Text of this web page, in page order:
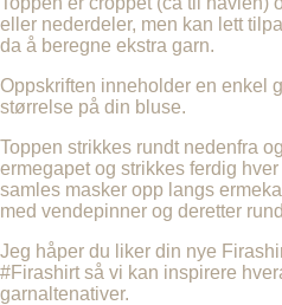
eller nederdeler, men kan lett
da å beregne ekstra garn.
Oppskriften inneholder en enkel
størrelse på din bluse.
Toppen strikkes rundt nedenfra
ermegapet og strikkes ferdig
samles masker opp langs
med vendepinner og deretter
Jeg håper du liker din nye
#Firashirt så vi kan inspirere
garnaltenativer.